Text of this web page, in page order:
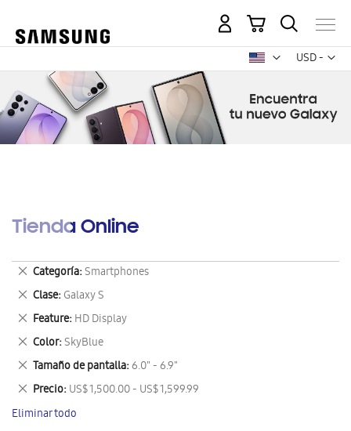
USD -
dólar
Mi carrito
Tienda Online
Categoría Smartphones
Eliminar
este
artículo
Clase Galaxy S
Eliminar
este
artículo
Feature HD Display
Eliminar
este
artículo
Color SkyBlue
Eliminar
este
artículo
Tamaño de pantalla 6.0" - 6.9"
Eliminar
este
artículo
Precio US$ 1,500.00 - US$ 1,599.99
Eliminar
este
artículo
Eliminar todo